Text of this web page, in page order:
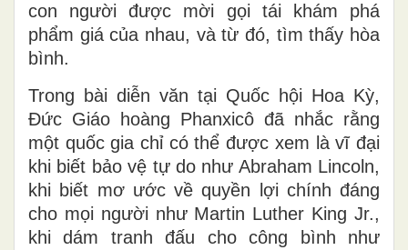
con người được mời gọi tái khám phá
phẩm giá của nhau, và từ đó, tìm thấy hòa
bình.
Trong bài diễn văn tại Quốc hội Hoa Kỳ,
Đức Giáo hoàng Phanxicô đã nhắc rằng
một quốc gia chỉ có thể được xem là vĩ đại
khi biết bảo vệ tự do như Abraham Lincoln,
khi biết mơ ước về quyền lợi chính đáng
cho mọi người như Martin Luther King Jr.,
khi dám tranh đấu cho công bình như